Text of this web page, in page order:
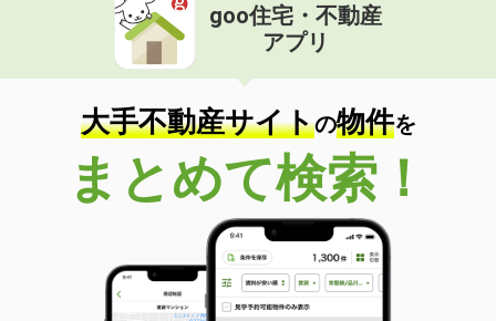
goo住宅・不動産
アプリ
大手不動産サイトの物件を
まとめて検索！